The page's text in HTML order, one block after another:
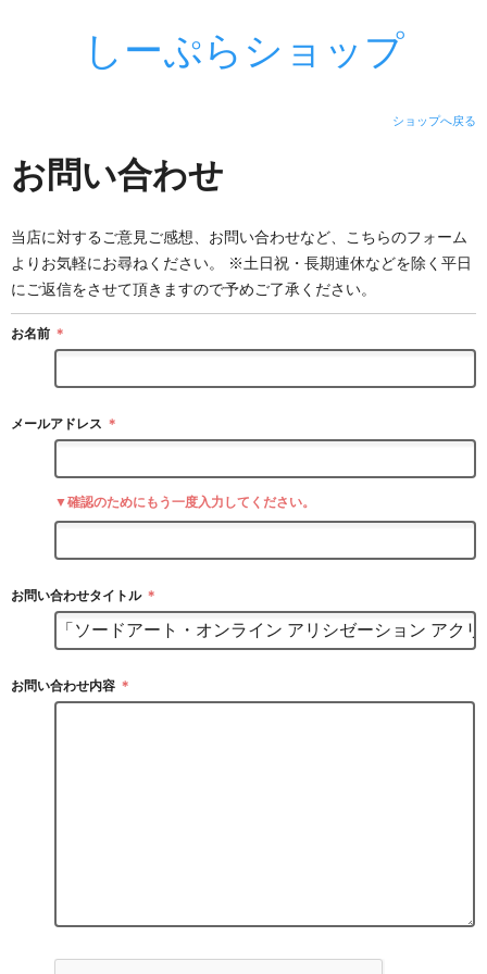
しーぷらショップ
ショップへ戻る
お問い合わせ
当店に対するご意見ご感想、お問い合わせなど、こちらのフォーム
よりお気軽にお尋ねください。 ※土日祝・長期連休などを除く平日
にご返信をさせて頂きますので予めご了承ください。
お名前 ＊
メールアドレス ＊
▼確認のためにもう一度入力してください。
お問い合わせタイトル ＊
お問い合わせ内容 ＊